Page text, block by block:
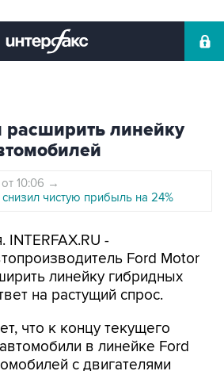
расширить линейку
10:06 →
чистую прибыль на 24%
-
Ford Motor
линейку гибридных
на растущий спрос.
что к концу текущего
в линейке Ford
с двигателями